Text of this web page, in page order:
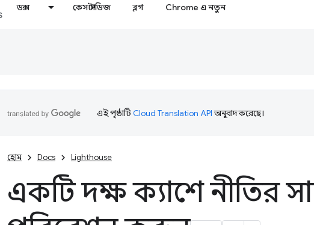
ডক্স কেস স্টাডিজ ব্লগ Chrome এ নতুন
এই পৃষ্ঠাটিCloud Translation APIঅনুবাদ করেছে।
হোম Docs Lighthouse
একটি দক্ষ ক্যাশে নীতির